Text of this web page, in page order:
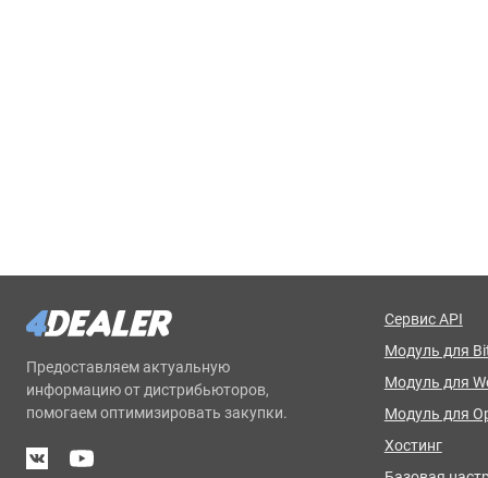
Предоставляем актуальную
информацию от дистрибьюторов,
помогаем оптимизировать закупки.
Сервис API
Модуль для
Модуль для
Модуль для
Хостинг